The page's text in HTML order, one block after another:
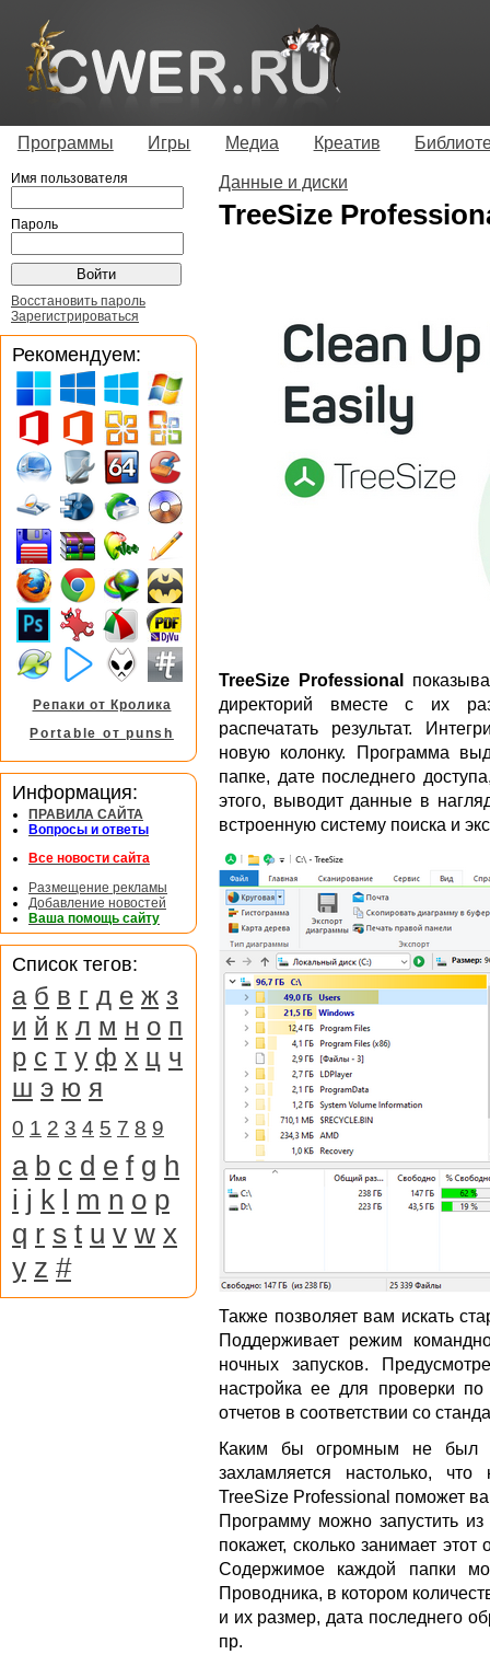
Программы Игры Медиа Креатив
Данные и диски
TreeSize
TreeSize Professional
директорий вместе с их
распечатать результат.
новую колонку. Программа
папке, дате последнего
этого, выводит данные в
встроенную систему поиска и
Также позволяет вам искать
Поддерживает режим
ночных запусков.
настройка ее для проверки
отчетов в соответствии со
Каким бы огромным не был
захламляется настолько,
TreeSize Professional поможет
Программу можно запустить
покажет, сколько занимает
Содержимое каждой папки
Проводника, в котором
и их размер, дата последнего
пр.
Имя пользователя
Пароль
Восстановить пароль
Зарегистрироваться
Рекомендуем:
Репаки от Кролика
Portable от punsh
Информация:
ПРАВИЛА САЙТА
Вопросы и ответы
Все новости сайта
Размещение рекламы
Добавление новостей
Ваша помощь сайту
Список тегов:
а б в г д е ж з
и й к л м н о п
р с т у ф х ц ч
ш э ю я
0 1 2 3 4 5 7 8 9
a b c d e f g h
i j k l m n o p
q r s t u v w x
y z #